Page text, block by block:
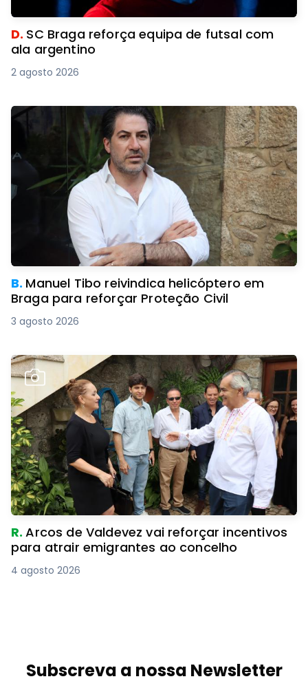
D. SC Braga reforça equipa de futsal com
ala argentino
2 agosto 2026
B. Manuel Tibo reivindica helicóptero em
Braga para reforçar Proteção Civil
3 agosto 2026
R.Arcos de Valdevez vai reforçar incentivos
para atrair emigrantes ao concelho
4 agosto 2026
Subscreva a nossa Newsletter